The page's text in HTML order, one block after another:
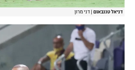
דניאל טננבאום דני מרון